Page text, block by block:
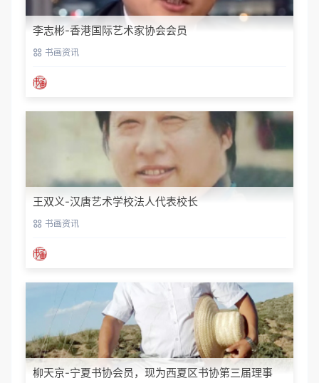
李志彬-香港国际艺术家协会会员
书画资讯
王双义-汉唐艺术学校法人代表校长
书画资讯
柳天京-宁夏书协会员，现为西夏区书协第三届理事